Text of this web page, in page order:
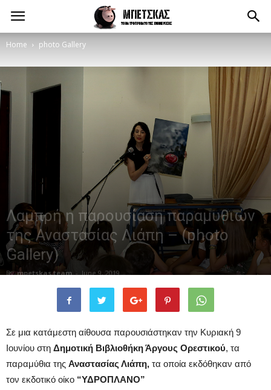
Home photo Gallery
Λαμπρή η παρουσίαση παραμυθιών
της Αναστασίας Λιάπη – (photo
Gallery)
By mpetskas team - June 9, 2019
Σε μια κατάμεστη αίθουσα παρουσιάστηκαν την Κυριακή 9
Ιουνίου στη Δημοτική Βιβλιοθήκη Άργους Ορεστικού, τα
παραμύθια της Αναστασίας Λιάπη, τα οποία εκδόθηκαν από
τον εκδοτικό οίκο “ΥΔΡΟΠΛΑΝΟ”